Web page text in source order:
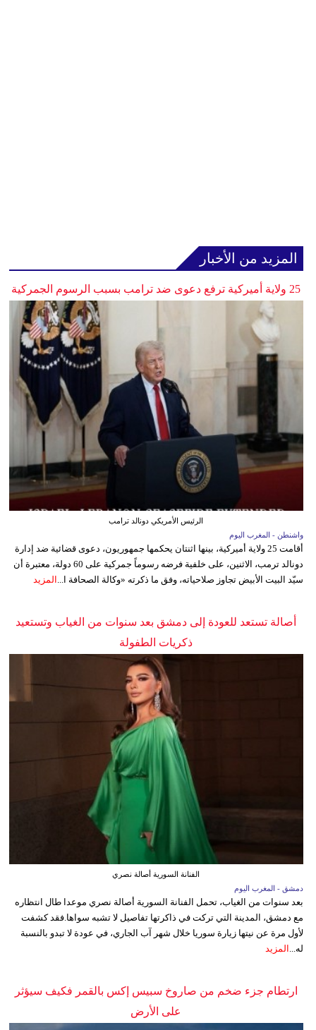
المزيد من الأخبار
25 ولاية أميركية ترفع دعوى ضد ترامب بسبب الرسوم الجمركية
الرئيس الأمريكي دونالد ترامب
واشنطن - المغرب اليوم
أقامت 25 ولاية أميركية، بينها اثنتان يحكمها جمهوريون، دعوى قضائية ضد إدارة
دونالد ترمب، الاثنين، على خلفية فرضه رسوماً جمركية على 60 دولة، معتبرة أن
سيّد البيت الأبيض تجاوز صلاحياته، وفق ما ذكرته «وكالة الصحافة ا... المزيد
أصالة تستعد للعودة إلى دمشق بعد سنوات من الغياب وتستعيد
ذكريات الطفولة
الفنانة السورية أصالة نصري
دمشق - المغرب اليوم
بعد سنوات من الغياب، تحمل الفنانة السورية أصالة نصري موعدا طال انتظاره
مع دمشق، المدينة التي تركت في ذاكرتها تفاصيل لا تشبه سواها.فقد كشفت
لأول مرة عن نيتها زيارة سوريا خلال شهر آب الجاري، في عودة لا تبدو بالنسبة
له...
المزيد
ارتطام جزء ضخم من صاروخ سبيس إكس بالقمر فكيف سيؤثر
على الأرض